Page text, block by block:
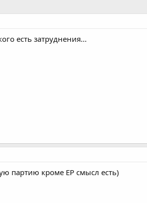
есть затруднения...
партию кроме ЕР смысл есть)